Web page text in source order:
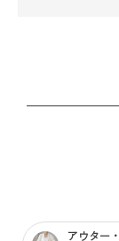
アウター・